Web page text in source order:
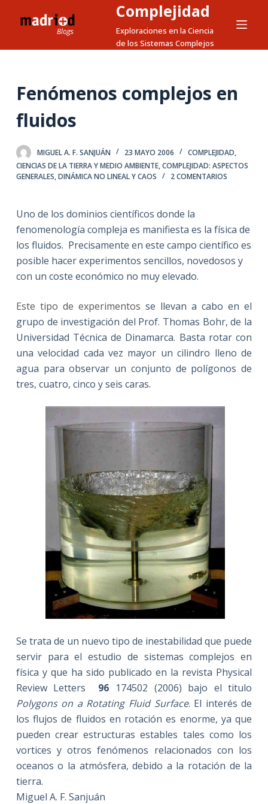
o
n
n
d
o
Complejidad
Exploraciones en la Ciencia
de los Sistemas Complejos
Fenómenos complejos en
fluidos
MIGUEL A. F. SANJUÁN 23 MAYO 2006
COMPLEJIDAD,
CIENCIAS DE LA TIERRA Y MEDIO AMBIENTE,COMPLEJIDAD: ASPECTOS
GENERALES,DINÁMICA NO LINEAL Y CAOS 2 COMENTARIOS
Uno de los dominios científicos donde la
fenomenología compleja es manifiesta es la física de
los fluidos. Precisamente en este campo científico es
posible hacer experimentos sencillos, novedosos y
con un coste económico no muy elevado.
Este tipo de experimentos se llevan a cabo en el
grupo de investigación del Prof. Thomas Bohr, de la
Universidad Técnica de Dinamarca. Basta rotar con
una velocidad cada vez mayor un cilindro lleno de
agua para observar un conjunto de polígonos de
tres, cuatro, cinco y seis caras.
Se trata de un nuevo tipo de inestabilidad que puede
servir para el estudio de sistemas complejos en
física y que ha sido publicado en la revista Physical
Review Letters 96 174502 (2006) bajo el titulo
Polygons on a Rotating Fluid Surface. El interés de
los flujos de fluidos en rotación es enorme, ya que
pueden crear estructuras estables tales como los
vortices y otros fenómenos relacionados con los
oceanos o la atmósfera, debido a la rotación de la
tierra.
Miguel A. F. Sanjuán